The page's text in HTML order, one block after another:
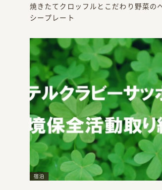
焼きたてクロッフルとこだわり野菜の
シープレート
宿泊